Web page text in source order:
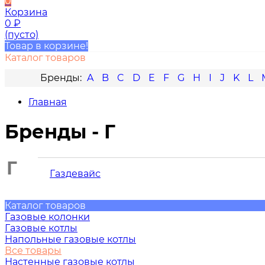
Корзина
0 ₽
(пусто)
Товар в корзине!
Каталог товаров
A
B C D E F G H I J K L
Главная
Бренды - Г
Г Газдевайс
Каталог товаров
Газовые колонки
Газовые котлы
Напольные газовые котлы
Все товары
Настенные газовые котлы